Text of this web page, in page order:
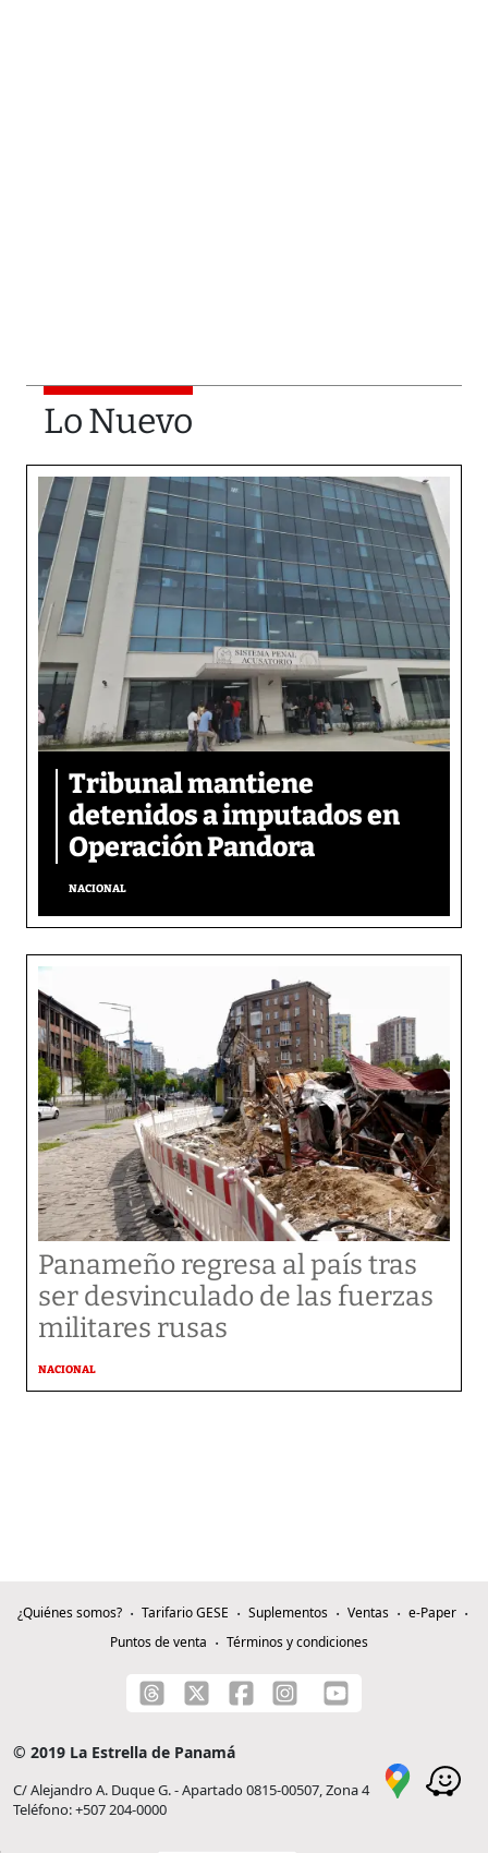
Lo Nuevo
Tribunal mantiene
detenidos a imputados en
Operación Pandora
NACIONAL
Panameño regresa al país tras
ser desvinculado de las fuerzas
militares rusas
NACIONAL
¿Quiénes somos? Tarifario GESE Suplementos Ventas
e-Paper
Puntos de venta
Términos y condiciones
© 2019 La Estrella de Panamá
C/ Alejandro A. Duque G. - Apartado 0815-00507, Zona 4
Teléfono: +507 204-0000